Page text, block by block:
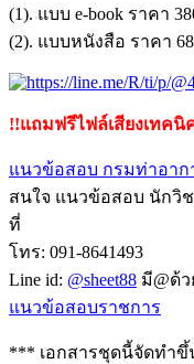
(1). แบบ e-book ราคา
(2). แบบหนังสือ ราคา
!!แถมฟรีไฟล์เสียงเทค
แนวข้อสอบ กรมท่าอาก
สนใจ แนวข้อสอบ นักวิ
ที่
โทร: 091-8641493
Line id: @sheet88 มี@ด้
แนวข้อสอบราชการ
*** เอกสารชุดนี้จัดทำขึ้